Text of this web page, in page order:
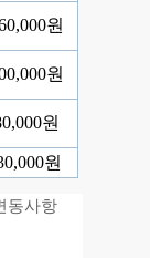
원
원
원
원
동사항